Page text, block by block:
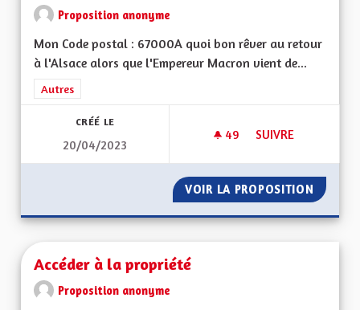
Proposition anonyme
Mon Code postal : 67000A quoi bon rêver au retour
à l'Alsace alors que l'Empereur Macron vient de...
Filtrer les résultats de la catégorie : Autres
Autres
CRÉÉ LE
20/04/2023
49 49 ABONNÉS
SUIVRE
VOIR LA PROPOSITION A
Accéder à la propriété
Proposition anonyme